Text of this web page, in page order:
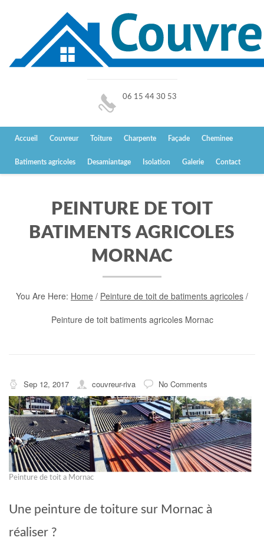
06 15 44 30 53
Accueil Couvreur Toiture Charpente Façade Cheminee
Batiments agricoles Desamiantage Isolation Galerie Contact
PEINTURE DE TOIT
BATIMENTS AGRICOLES
MORNAC
You Are Here: Home / Peinture de toit de batiments agricoles /
Peinture de toit batiments agricoles Mornac
Sep 12, 2017 couvreur-riva No Comments
Peinture de toit a Mornac
Une peinture de toiture sur Mornac à
réaliser ?